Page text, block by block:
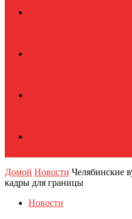
Домой Новости Челябинские
кадры для границы
Новости